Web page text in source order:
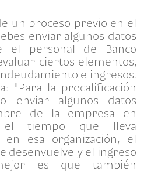
un proceso previo en el
enviar algunos datos
el personal de Banco
ciertos elementos,
e ingresos.
"Para la precalificación
enviar algunos datos
de la empresa en
el tiempo que lleva
en esa organización, el
desenvuelve y el ingreso
es que también